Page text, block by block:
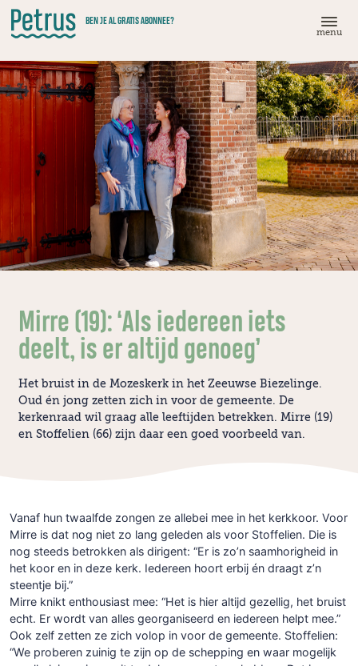
Doorgaan
naar
hoofdinhoud
BEN JE AL GRATIS ABONNEE?
menu
Mirre (19): ‘Als iedereen iets
deelt, is er altijd genoeg’
Het bruist in de Mozeskerk in het Zeeuwse Biezelinge.
Oud én jong zetten zich in voor de gemeente. De
kerkenraad wil graag alle leeftijden betrekken. Mirre (19)
en Stoffelien (66) zijn daar een goed voorbeeld van.
Vanaf hun twaalfde zongen ze allebei mee in het kerkkoor. Voor
Mirre is dat nog niet zo lang geleden als voor Stoffelien. Die is
nog steeds betrokken als dirigent: “Er is zo’n saamhorigheid in
het koor en in deze kerk. Iedereen hoort erbij én draagt z’n
steentje bij.”
Mirre knikt enthousiast mee: “Het is hier altijd gezellig, het bruist
echt. Er wordt van alles georganiseerd en iedereen helpt mee.”
Ook zelf zetten ze zich volop in voor de gemeente. Stoffelien:
“We proberen zuinig te zijn op de schepping en waar mogelijk